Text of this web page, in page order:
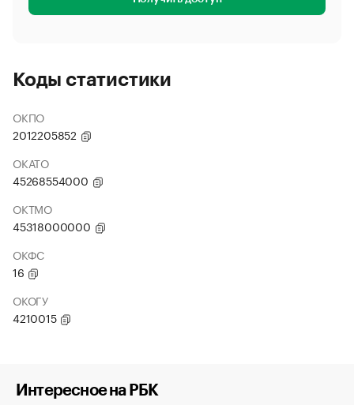
Коды статистики
ОКПО
2012205852
ОКАТО
45268554000
ОКТМО
45318000000
ОКФС
16
ОКОГУ
4210015
Интересное на РБК